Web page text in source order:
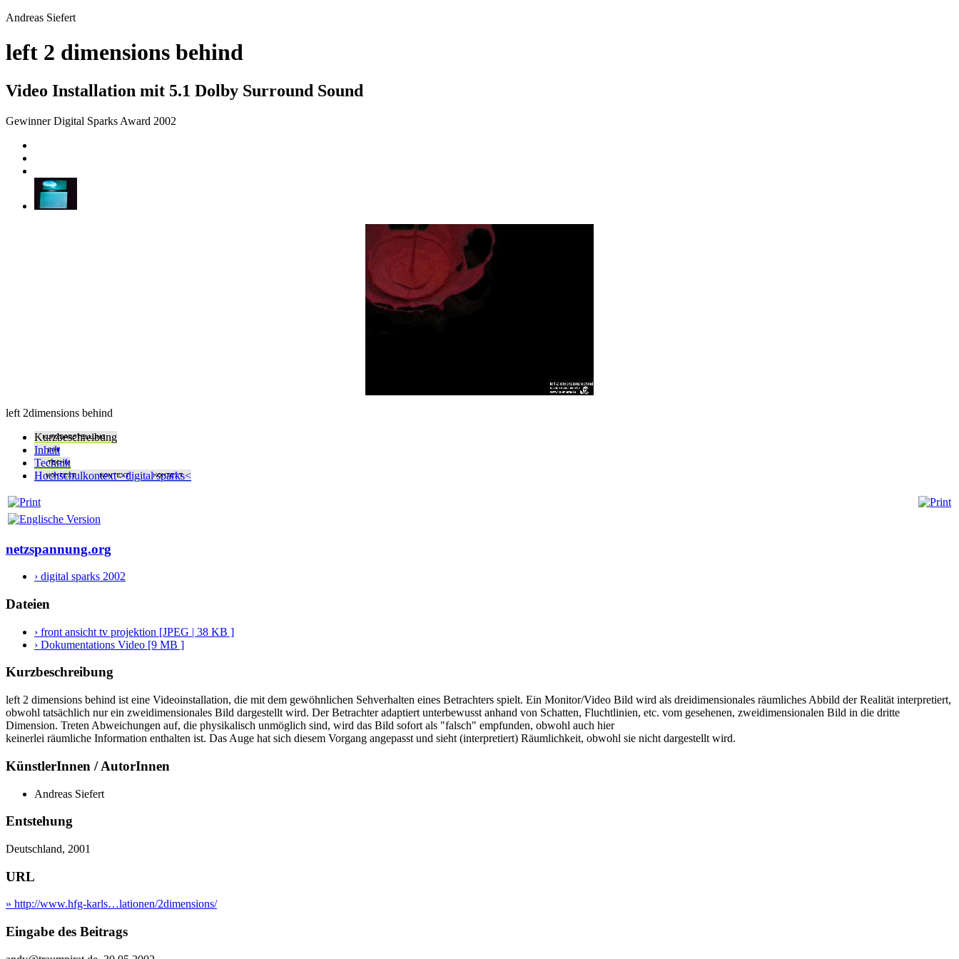
Andreas Siefert
left 2 dimensions behind
Video Installation mit 5.1 Dolby Surround Sound
Gewinner Digital Sparks Award 2002
left 2dimensions behind
Kurzbeschreibung
Inhalt
Technik
Hochschulkontext >digital sparks<
netzspannung.org
› digital sparks 2002
Dateien
› front ansicht tv projektion [JPEG | 38 KB ]
› Dokumentations Video [9 MB ]
Kurzbeschreibung
left 2 dimensions behind ist eine Videoinstallation, die mit dem gewöhnlichen Sehverhalten eines Betrachters spielt. Ein Monitor/Video Bild wird als dreidimensionales räumliches Abbild der Realität interpretiert,
obwohl tatsächlich nur ein zweidimensionales Bild dargestellt wird. Der Betrachter adaptiert unterbewusst anhand von Schatten, Fluchtlinien, etc. vom gesehenen, zweidimensionalen Bild in die dritte
Dimension. Treten Abweichungen auf, die physikalisch unmöglich sind, wird das Bild sofort als "falsch" empfunden, obwohl auch hier
keinerlei räumliche Information enthalten ist. Das Auge hat sich diesem Vorgang angepasst und sieht (interpretiert) Räumlichkeit, obwohl sie nicht dargestellt wird.
KünstlerInnen / AutorInnen
Andreas Siefert
Entstehung
Deutschland, 2001
URL
» http://www.hfg-karls…lationen/2dimensions/
Eingabe des Beitrags